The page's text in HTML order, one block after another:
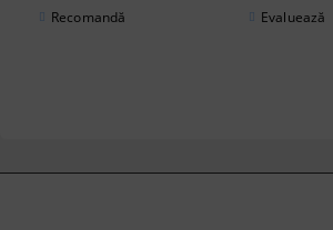
Recomandă Evaluează